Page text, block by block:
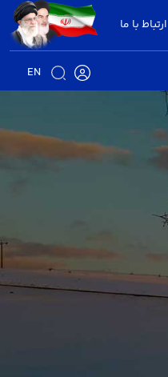
ارتباط با ما
EN